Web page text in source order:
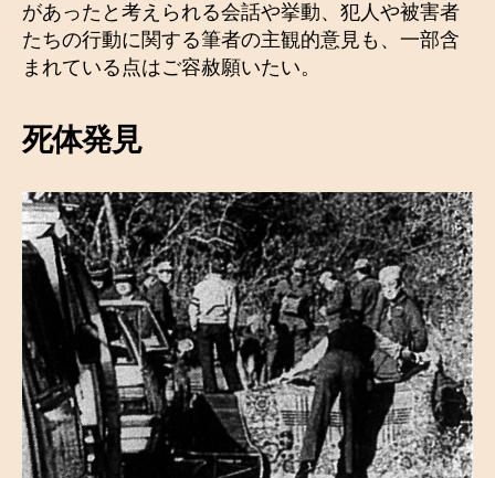
があったと考えられる会話や挙動、犯人や被害者
たちの行動に関する筆者の主観的意見も、一部含
まれている点はご容赦願いたい。
死体発見